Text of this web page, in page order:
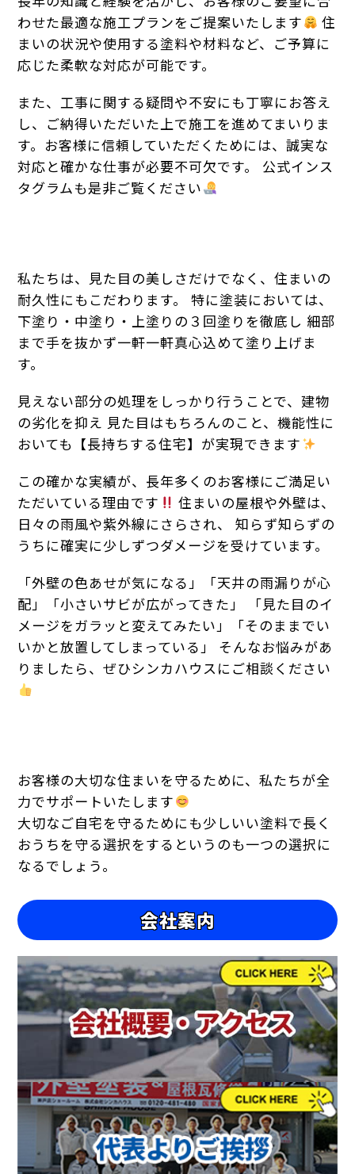
わせた最適な施工プランをご提案いたします
住
まいの状況や使用する塗料や材料など、ご予算に
応じた柔軟な対応が可能です。
また、工事に関する疑問や不安にも丁寧にお答え
し、ご納得いただいた上で施工を進めてまいりま
す。お客様に信頼していただくためには、誠実な
対応と確かな仕事が必要不可欠です。 公式インス
タグラムも是非ご覧ください
私たちは、見た目の美しさだけでなく、住まいの
耐久性にもこだわります。 特に塗装においては、
下塗り・中塗り・上塗りの３回塗りを徹底し 細部
まで手を抜かず一軒一軒真心込めて塗り上げま
す。
見えない部分の処理をしっかり行うことで、建物
の劣化を抑え 見た目はもちろんのこと、機能性に
おいても【長持ちする住宅】が実現できます
この確かな実績が、長年多くのお客様にご満足い
ただいている理由です
住まいの屋根や外壁は、
日々の雨風や紫外線にさらされ、 知らず知らずの
うちに確実に少しずつダメージを受けています。
「外壁の色あせが気になる」「天井の雨漏りが心
配」「小さいサビが広がってきた」 「見た目のイ
メージをガラッと変えてみたい」「そのままでい
いかと放置してしまっている」 そんなお悩みがあ
りましたら、ぜひシンカハウスにご相談ください
お客様の大切な住まいを守るために、私たちが全
力でサポートいたします
大切なご自宅を守るためにも少しいい塗料で長く
おうちを守る選択をするというのも一つの選択に
なるでしょう。
会社案内